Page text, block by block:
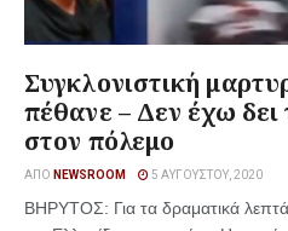
Συγκλονιστική
πέθανε – Δεν έχω δει
στον πόλεμο
ΑΠΌ NEWSROOM 5 ΑΥΓΟΎΣΤΟΥ, 2020
ΒΗΡΥΤΟΣ: Για τα δραματικά